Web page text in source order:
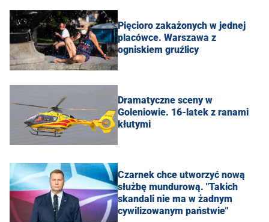
Pięcioro zakażonych w jednej
placówce. Warszawa z
ogniskiem gruźlicy
Dramatyczne sceny w
Goleniowie. 16-latek z ranami
kłutymi
Czarnek chce utworzyć nową
służbę mundurową. "Takich
skandali nie ma w żadnym
cywilizowanym państwie"